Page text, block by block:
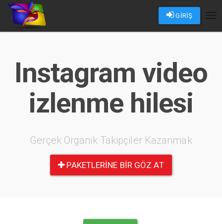
GİRİŞ
Instagram video
izlenme hilesi
Gerçek Organik Takipçiler Kazanmak
PAKETLERINE BIR GÖZ AT